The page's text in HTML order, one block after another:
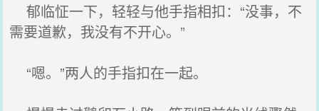
郁临怔一下，轻轻与他手指相扣：“没事，不
需要道歉，我没有不开心。”
“嗯。”两人的手指扣在一起。